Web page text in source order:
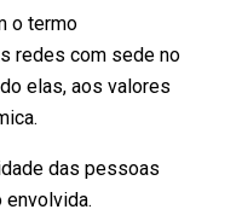
o termo
redes com sede no
elas, aos valores
das pessoas